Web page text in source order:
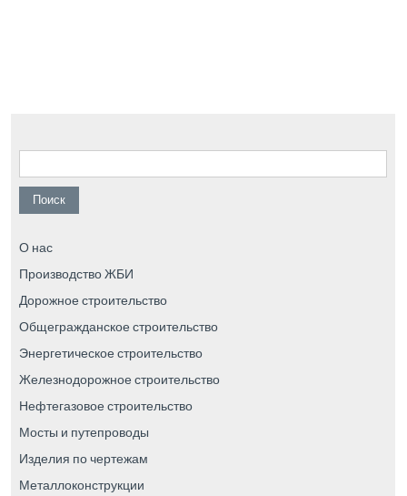
Найти:
О нас
Производство ЖБИ
Дорожное строительство
Общегражданское строительство
Энергетическое строительство
Железнодорожное строительство
Нефтегазовое строительство
Мосты и путепроводы
Изделия по чертежам
Металлоконструкции